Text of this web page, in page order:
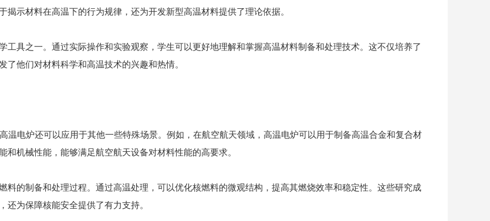
揭示材料在高温下的行为规律，还为开发新型高温材料提供了理论依据。
工具之一。通过实际操作和实验观察，学生可以更好地理解和掌握高温材料制备和处理技术。这不仅培养了
了他们对材料科学和高温技术的兴趣和热情。
温电炉还可以应用于其他一些特殊场景。例如，在航空航天领域，高温电炉可以用于制备高温合金和复合材
和机械性能，能够满足航空航天设备对材料性能的高要求。
料的制备和处理过程。通过高温处理，可以优化核燃料的微观结构，提高其燃烧效率和稳定性。这些研究成
还为保障核能安全提供了有力支持。